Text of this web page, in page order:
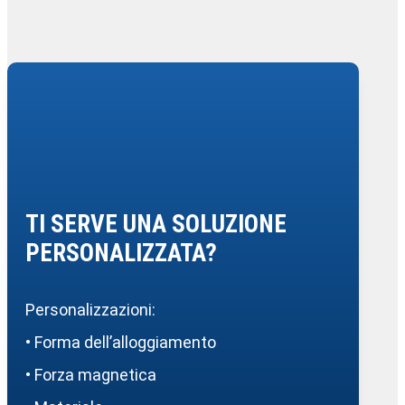
TI SERVE UNA SOLUZIONE
PERSONALIZZATA?
Personalizzazioni:
• Forma dell’alloggiamento
• Forza magnetica